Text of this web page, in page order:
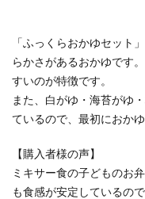
「ふっくらおかゆセット
らかさがあるおかゆです
すいのが特徴です。
また、白がゆ・海苔がゆ
ているので、最初におか
【購入者様の声】
ミキサー食の子どものお
も食感が安定しているの